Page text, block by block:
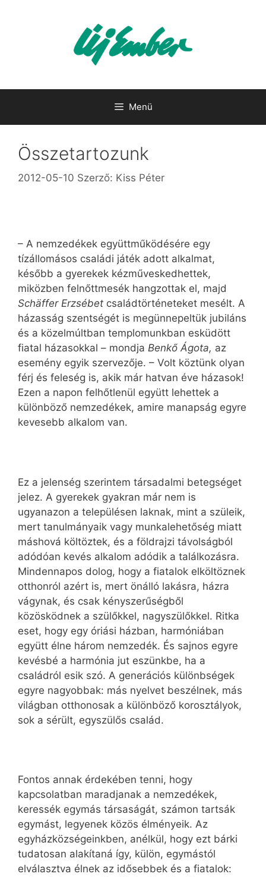
Menü
Összetartozunk
2012-05-10 Szerző: Kiss Péter
– A nemzedékek együttműködésére egy
tízállomásos családi játék adott alkalmat,
később a gyerekek kézműveskedhettek,
miközben felnőttmesék hangzottak el, majd
Schäffer Erzsébet családtörténeteket mesélt. A
házasság szentségét is megünnepeltük jubiláns
és a közelmúltban templomunkban esküdött
fiatal házasokkal – mondja Benkő Ágota, az
esemény egyik szervezője. – Volt köztünk olyan
férj és feleség is, akik már hatvan éve házasok!
Ezen a napon felhőtlenül együtt lehettek a
különböző nemzedékek, amire manapság egyre
kevesebb alkalom van.
Ez a jelenség szerintem társadalmi betegséget
jelez. A gyerekek gyakran már nem is
ugyanazon a településen laknak, mint a szüleik,
mert tanulmányaik vagy munkalehetőség miatt
máshová költöztek, és a földrajzi távolságból
adódóan kevés alkalom adódik a találkozásra.
Mindennapos dolog, hogy a fiatalok elköltöznek
otthonról azért is, mert önálló lakásra, házra
vágynak, és csak kényszerűségből
közösködnek a szülőkkel, nagyszülőkkel. Ritka
eset, hogy egy óriási házban, harmóniában
együtt élne három nemzedék. És sajnos egyre
kevésbé a harmónia jut eszünkbe, ha a
családról esik szó. A generációs különbségek
egyre nagyobbak: más nyelvet beszélnek, más
világban otthonosak a különböző korosztályok,
sok a sérült, egyszülős család.
Fontos annak érdekében tenni, hogy
kapcsolatban maradjanak a nemzedékek,
keressék egymás társaságát, számon tartsák
egymást, legyenek közös élményeik. Az
egyházközségeinkben, anélkül, hogy ezt bárki
tudatosan alakítaná így, külön, egymástól
elválasztva élnek az idősebbek és a fiatalok: